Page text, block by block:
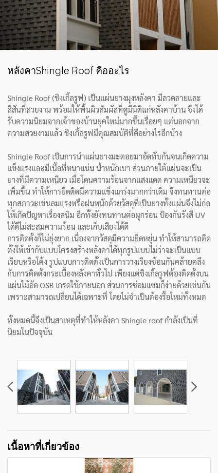
หลังคาShingle Roof คืออะไร
Shingle Roof (ชิงเกิ้ลรูฟ) เป็นแผ่นยางมุงหลังคา มีลวดลายและ
สีสันที่สวยงาม พร้อมให้พื้นผิวสัมผัสที่ดูมีมิติแก่หลังคาบ้าน จึงได้
รับความนิยมจากเจ้าของบ้านยุคใหม่มากขึ้นเรื่อยๆ แต่นอกจาก
ความสวยงามแล้ว ชิงเกิ้ลรูฟมีคุณสมบัติที่ดีอย่างไรอีกบ้าง
Shingle Roof เป็นการนำแผ่นยางมะตอยมาอัดทับกันจนเกิดความ
แข็งแรงและมีเนื้อที่หนาแน่น น้ำหนักเบา ส่วนภายใต้แผ่นจะเป็น
ยางที่มีความเหนียว เมื่อโดนความร้อนจากแสงแดด ความเหนียวจะ
เพิ่มขึ้น ทำให้การยึดติดมีความแข็งแกร่งมากกว่าเดิม จึงทนทานต่อ
ทุกสภาวะเช่นลมแรงหรือฝนหนักด้วยวัสดุที่เป็นยางทั้งแผ่นจึงไม่ก่อ
ให้เกิดปัญหาเรื่องสนิม อีกทั้งยังทนทานต่อผุกร่อน ป้องกันรังสี UV
ได้ดีไม่สะสมความร้อน และเก็บเสียงได้ดี
การติดตั้งก็ไม่ยุ่งยาก เนื่องจากวัสดุมีความยืดหยุ่น ทำให้สามารถติด
ตั้งให้เข้ากับแบบโครงสร้างหลังคาได้ทุกรูปแบบไม่ว่าจะเป็นแบบ
เรียบหรือโค้ง รูปแบบการติดตั้งเป็นการวางเรียงซ้อนกันคล้ายคลึง
กับการติดตั้งกระเบื้องหลังคาทั่วไป เพียงแต่ชิงเกิ้ลรูฟต้องติดตั้งบน
แผ่นไม้อัด OSB เกรดใช้ภายนอก ส่วนการซ่อมแซมก็ง่ายด้วยเช่นกัน
เพราะสามารถเปลี่ยนได้เฉพาะที่ โดยไม่จำเป็นต้องรื้อใหม่ทั้งหมด
ทั้งหมดนี้จึงเป็นสาเหตุที่ทำให้หลังคา Shingle roof กำลังเป็นที่
นิยมในปัจจุบัน
เนื้อหาที่เกี่ยวข้อง